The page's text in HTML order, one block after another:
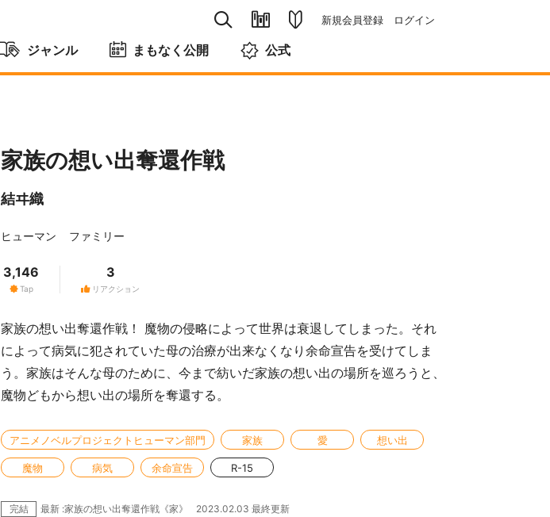
新規会員登録 ログイン
ジャンル まもなく公開 公式
家族の想い出奪還作戦
結ヰ織
ヒューマン ファミリー
Tap
3,146
リアクション
3
家族の想い出奪還作戦！ 魔物の侵略によって世界は衰退してしまった。それ
によって病気に犯されていた母の治療が出来なくなり余命宣告を受けてしま
う。家族はそんな母のために、今まで紡いだ家族の想い出の場所を巡ろうと、
魔物どもから想い出の場所を奪還する。
アニメノベルプロジェクトヒューマン部門 家族 愛 想い出
魔物 病気 余命宣告 R-15
完結 最新 :家族の想い出奪還作戦《家》 2023.02.03 最終更新